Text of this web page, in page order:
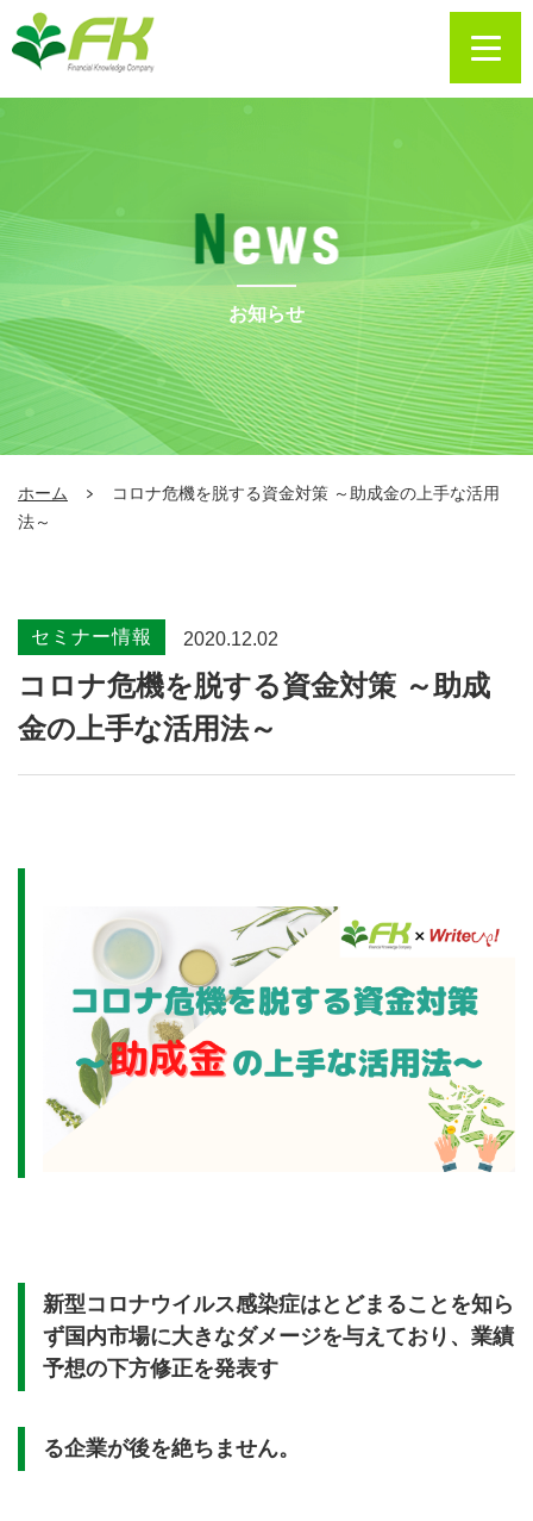
お知らせ
ホーム
コロナ危機を脱する資金対策 ～助成金の上手な活用
法～
セミナー情報 2020.12.02
コロナ危機を脱する資金対策 ～助成
金の上手な活用法～
新型コロナウイルス感染症はとどまることを知ら
ず国内市場に大きなダメージを与えており、業績
予想の下方修正を発表す
る企業が後を絶ちません。